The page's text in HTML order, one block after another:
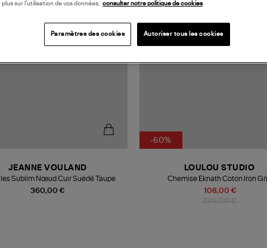
360,00 €
JEANNE VOULAND
Sublim Nœud Cuir Suédé Taupe
-60%
108,00 €
LOULOU STUDIO
Chemise Eknath Coton Iron
sur l’utilisation de vos données, consulter notre politique de cookies
Paramètres des cookies Autoriser tous les cookies